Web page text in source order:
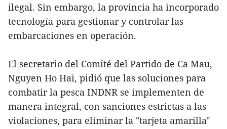
ilegal. Sin embargo, la provincia ha incorporado
tecnología para gestionar y controlar las
embarcaciones en operación.
El secretario del Comité del Partido de Ca Mau,
Nguyen Ho Hai, pidió que las soluciones para
combatir la pesca INDNR se implementen de
manera integral, con sanciones estrictas a las
violaciones, para eliminar la "tarjeta amarilla"